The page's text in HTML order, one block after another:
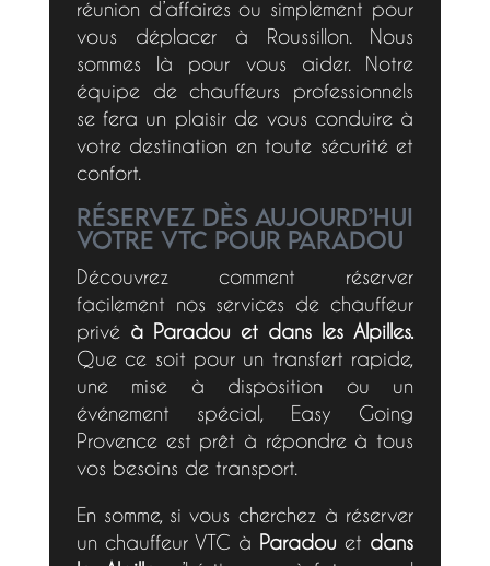
réunion d’affaires ou simplement pour
vous déplacer à Roussillon. Nous
sommes là pour vous aider. Notre
équipe de chauffeurs professionnels
se fera un plaisir de vous conduire à
votre destination en toute sécurité et
confort.
Réservez dès aujourd’hui
votre VTC pour PARADOU
Découvrez comment réserver
facilement nos services de chauffeur
privé à Paradou et dans les Alpilles.
Que ce soit pour un transfert rapide,
une mise à disposition ou un
événement spécial, Easy Going
Provence est prêt à répondre à tous
vos besoins de transport.
En somme, si vous cherchez à réserver
un chauffeur VTC à Paradou et dans